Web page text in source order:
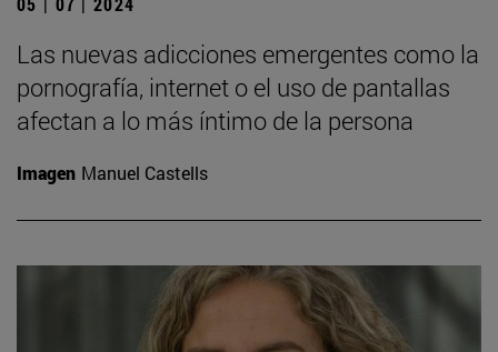
Las nuevas adicciones emergentes como la
pornografía, internet o el uso de pantallas
afectan a lo más íntimo de la persona
Imagen Manuel Castells